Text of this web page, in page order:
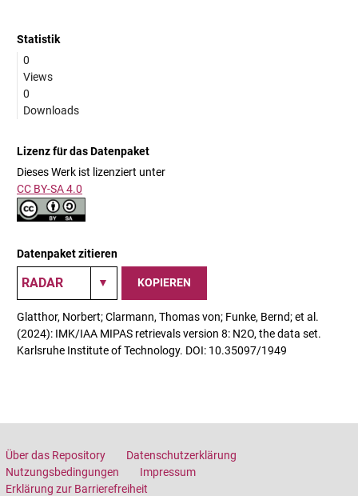
Statistik
0
Views
0
Downloads
Lizenz für das Datenpaket
Dieses Werk ist lizenziert unter
CC BY-SA 4.0
Datenpaket zitieren
KOPIEREN
Glatthor, Norbert; Clarmann, Thomas von; Funke, Bernd; et al.
(2024): IMK/IAA MIPAS retrievals version 8: N2O, the data set.
Karlsruhe Institute of Technology. DOI: 10.35097/1949
Über das Repository
Datenschutzerklärung
Nutzungsbedingungen
Impressum
Erklärung zur Barrierefreiheit